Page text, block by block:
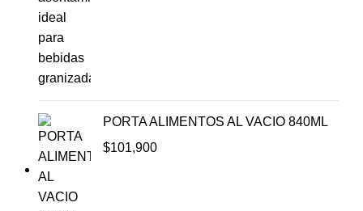
PORTA ALIMENTOS AL VACIO 840ML
$101,900